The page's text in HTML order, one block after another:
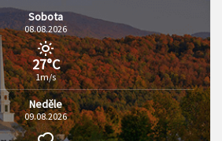
Sobota
08.08.2026
27°C
1m/s
Neděle
09.08.2026